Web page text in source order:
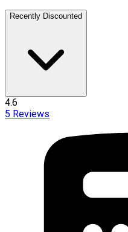
Recently Discounted
4.6
5 Reviews